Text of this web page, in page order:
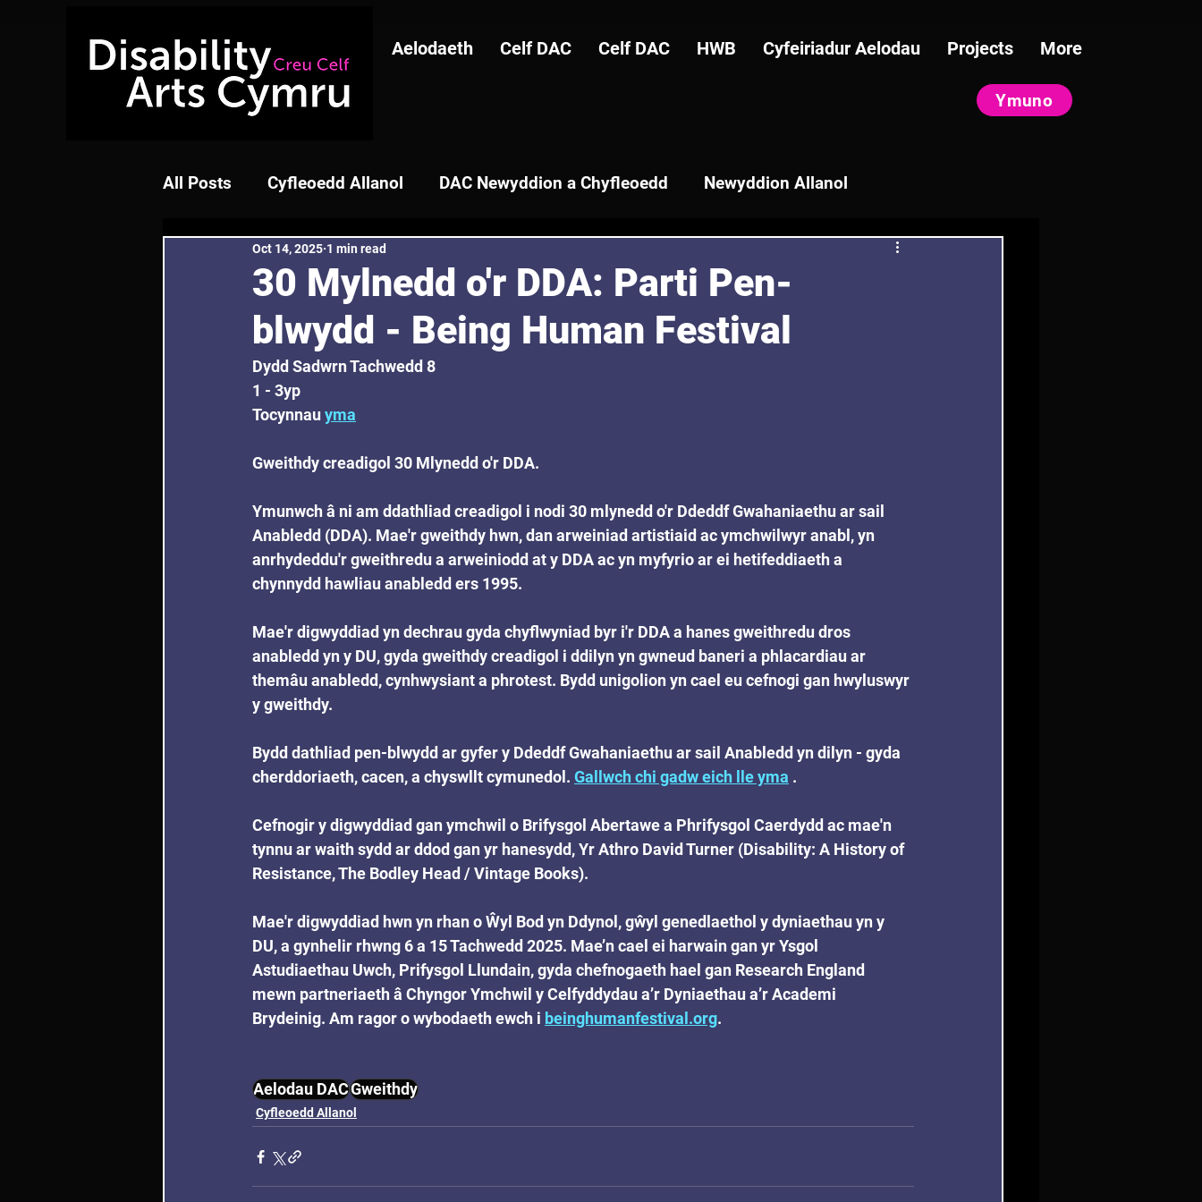
Aelodaeth Celf DAC Celf DAC HWB Cyfeiriadur Aelodau Projects More
Ymuno
All Posts Cyfleoedd Allanol DAC Newyddion a Chyfleoedd Newyddion Allanol
30 Mylnedd o'r DDA: Parti Pen-
blwydd - Being Human Festival
Oct 14, 2025 1 min read
Dydd Sadwrn Tachwedd 8
1 - 3yp
Tocynnau yma
Gweithdy creadigol 30 Mlynedd o'r DDA.
Ymunwch â ni am ddathliad creadigol i nodi 30 mlynedd o'r Ddeddf Gwahaniaethu ar sail
Anabledd (DDA). Mae'r gweithdy hwn, dan arweiniad artistiaid ac ymchwilwyr anabl, yn
anrhydeddu'r gweithredu a arweiniodd at y DDA ac yn myfyrio ar ei hetifeddiaeth a
chynnydd hawliau anabledd ers 1995.
Mae'r digwyddiad yn dechrau gyda chyflwyniad byr i'r DDA a hanes gweithredu dros
anabledd yn y DU, gyda gweithdy creadigol i ddilyn yn gwneud baneri a phlacardiau ar
themâu anabledd, cynhwysiant a phrotest. Bydd unigolion yn cael eu cefnogi gan hwyluswyr
y gweithdy.
Bydd dathliad pen-blwydd ar gyfer y Ddeddf Gwahaniaethu ar sail Anabledd yn dilyn - gyda
cherddoriaeth, cacen, a chyswllt cymunedol. Gallwch chi gadw eich lle yma .
Cefnogir y digwyddiad gan ymchwil o Brifysgol Abertawe a Phrifysgol Caerdydd ac mae'n
tynnu ar waith sydd ar ddod gan yr hanesydd, Yr Athro David Turner (Disability: A History of
Resistance, The Bodley Head / Vintage Books).
Mae'r digwyddiad hwn yn rhan o Ŵyl Bod yn Ddynol, gŵyl genedlaethol y dyniaethau yn y
DU, a gynhelir rhwng 6 a 15 Tachwedd 2025. Mae’n cael ei harwain gan yr Ysgol
Astudiaethau Uwch, Prifysgol Llundain, gyda chefnogaeth hael gan Research England
mewn partneriaeth â Chyngor Ymchwil y Celfyddydau a’r Dyniaethau a’r Academi
Brydeinig. Am ragor o wybodaeth ewch i beinghumanfestival.org.
Aelodau DACGweithdy
Cyfleoedd Allanol